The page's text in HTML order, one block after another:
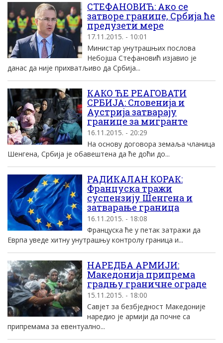
СТЕФАНОВИЋ: Ако се
затворе границе, Србија ће
предузети мере
17.11.2015. - 10:01
Министар унутрашњих послова
Небојша Стефановић изјавио је
данас да није прихватљиво да Србија...
КАКО ЋЕ РЕАГОВАТИ
СРБИЈА: Словенија и
Аустрија затварају
границе за мигранте
16.11.2015. - 20:29
На основу договора земаља чланица
Шенгена, Србија је обавештена да ће доћи до...
РАДИКАЛАН КОРАК:
Француска тражи
суспензију Шенгена и
затварање граница
16.11.2015. - 18:08
Француска ће у петак затражи да
Еврпа уведе хитну унутрашњу контролу граница и...
НАРЕДБА АРМИЈИ:
Македонија припрема
градњу граничне ограде
15.11.2015. - 18:00
Савјет за безбједност Македоније
наредио је армији да почне са
припремама за евентуално...